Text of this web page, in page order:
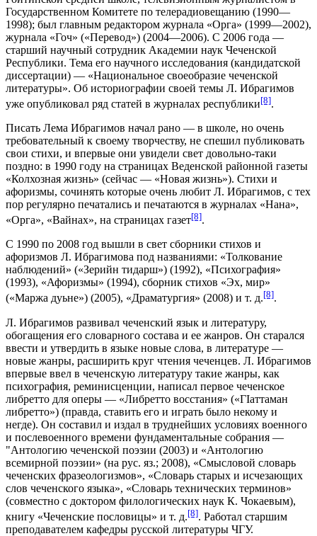
Государственном Комитете по телерадиовещанию (1990—
1998); был главным редактором журнала «Орга» (1999—2002),
журнала «Гоч» («Перевод») (2004—2006). С 2006 года —
старший научный сотрудник Академии наук Чеченской
Республики. Тема его научного исследования (кандидатской
диссертации) — «Национальное своеобразие чеченской
литературы». Об историографии своей темы Л. Ибрагимов
уже опубликовал ряд статей в журналах республики[8].
Писать Лема Ибрагимов начал рано — в школе, но очень
требовательный к своему творчеству, не спешил публиковать
свои стихи, и впервые они увидели свет довольно-таки
поздно: в 1990 году на страницах Веденской районной газеты
«Колхозная жизнь» (сейчас — «Новая жизнь»). Стихи и
афоризмы, сочинять которые очень любит Л. Ибрагимов, с тех
пор регулярно печатались и печатаются в журналах «Нана»,
«Орга», «Вайнах», на страницах газет[8].
С 1990 по 2008 год вышли в свет сборники стихов и
афоризмов Л. Ибрагимова под названиями: «Толкование
наблюдений» («Зерийн тидарш») (1992), «Психография»
(1993), «Афоризмы» (1994), сборник стихов «Эх, мир»
(«Маржа дуьне») (2005), «Драматургия» (2008) и т. д.[8].
Л. Ибрагимов развивал чеченский язык и литературу,
обогащения его словарного состава и ее жанров. Он старался
ввести и утвердить в языке новые слова, в литературе —
новые жанры, расширить круг чтения чеченцев. Л. Ибрагимов
впервые ввел в чеченскую литературу такие жанры, как
психография, реминисценции, написал первое чеченское
либретто для оперы — «Либретто восстания» («ГIаттаман
либретто») (правда, ставить его и играть было некому и
негде). Он составил и издал в труднейших условиях военного
и послевоенного времени фундаментальные собрания —
"Антологию чеченской поэзии (2003) и «Антологию
всемирной поэзии» (на рус. яз.; 2008), «Смысловой словарь
чеченских фразеологизмов», «Словарь старых и исчезающих
слов чеченского языка», «Словарь технических терминов»
(совместно с доктором филологических наук К. Чокаевым),
книгу «Чеченские пословицы» и т. д.[8]. Работал старшим
преподавателем кафедры русской литературы ЧГУ.